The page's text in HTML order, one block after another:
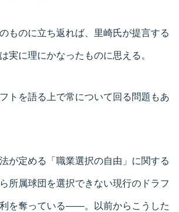
ものに立ち返れば、里崎氏が提言する
実に理にかなったものに思える。
トを語る上で常について回る問題もあ
が定める「職業選択の自由」に関する
所属球団を選択できない現行のドラフ
利を奪っている――。以前からこうした